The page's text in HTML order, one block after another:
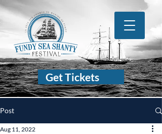
Get Tickets
Post
Aug 11, 2022